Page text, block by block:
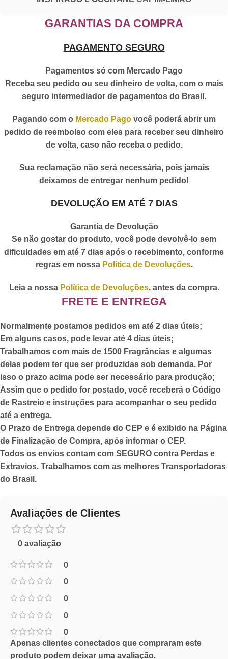
GARANTIAS DA COMPRA
PAGAMENTO SEGURO
Pagamentos só com Mercado Pago
Receba seu pedido ou seu dinheiro de volta, com o mais
seguro intermediador de pagamentos do Brasil.
Pagando com o Mercado Pago você poderá abrir um
pedido de reembolso com eles para receber seu dinheiro
de volta, caso não receba o pedido.
Sua reclamação não será necessária, pois jamais
deixamos de entregar nenhum pedido!
DEVOLUÇÃO EM ATÉ 7 DIAS
Garantia de Devolução
Se não gostar do produto, você pode devolvê-lo sem
dificuldades em até 7 dias após o recebimento, conforme
regras em nossa Política de Devoluções.
Leia a nossa Política de Devoluções, antes da compra.
FRETE E ENTREGA
Normalmente postamos pedidos em até 2 dias úteis;
Em alguns casos, pode levar até 4 dias úteis;
Trabalhamos com mais de 1500 Fragrâncias e algumas
delas podem ter que ser produzidas sob demanda. Por
isso o prazo acima pode ser necessário para produção;
Assim que o pedido for postado, você receberá o Código
de Rastreio e instruções para acompanhar o seu pedido
até a entrega.
O Prazo de Entrega depende do CEP e é exibido na Página
de Finalização de Compra, após informar o CEP.
Todos os envios contam com SEGURO contra Perdas e
Extravios. Trabalhamos com as melhores Transportadoras
do Brasil.
Avaliações de Clientes
0 avaliação
0
0
0
0
0
Apenas clientes conectados que compraram este
produto podem deixar uma avaliação.